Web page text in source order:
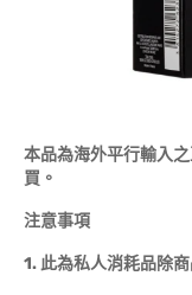
本品為海外平行輸入
買。
注意事項
1. 此為私人消耗品除